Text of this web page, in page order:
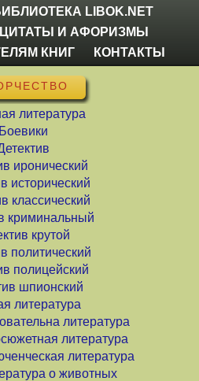
LIBOK.NET
ЦИТАТЫ И АФОРИЗМЫ
КНИГ
КОНТАКТЫ
литература
Боевики
иронический
исторический
классический
криминальный
крутой
политический
полицейский
шпионский
литература
литература
литература
литература
о животных